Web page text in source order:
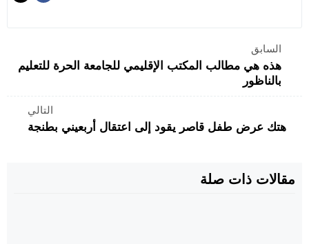
السابق
هذه هي مطالب المكتب الإقليمي للجامعة الحرة للتعليم
بالناظور
التالي
هتك عرض طفل قاصر يقود إلى اعتقال أربعيني بطنجة
مقالات ذات صلة